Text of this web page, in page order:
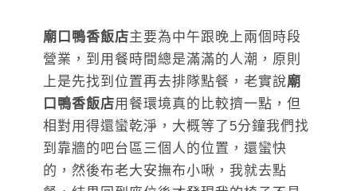
廟口鴨香飯店主要為中午跟晚上兩個時段
營業，到用餐時間總是滿滿的人潮，原則
上是先找到位置再去排隊點餐，老實說廟
口鴨香飯店用餐環境真的比較擠一點，但
相對用得還蠻乾淨，大概等了5分鐘我們找
到靠牆的吧台區三個人的位置，還蠻快
的，然後布老大安撫布小啾，我就去點